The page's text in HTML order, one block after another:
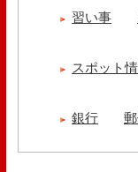
習い事
スポット
銀行